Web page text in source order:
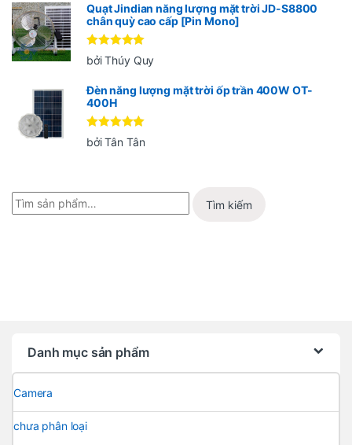
Quạt Jindian năng lượng mặt trời JD-S8800
chân quỳ cao cấp [Pin Mono]
Được xếp
hạng 5 5
bởi Thúy Quy
Đèn năng lượng mặt trời ốp trần 400W OT-
400H
Được xếp
hạng 55
bởi Tân Tân
Tìm kiếm
Danh mục sản phẩm
Camera
chưa phân loại